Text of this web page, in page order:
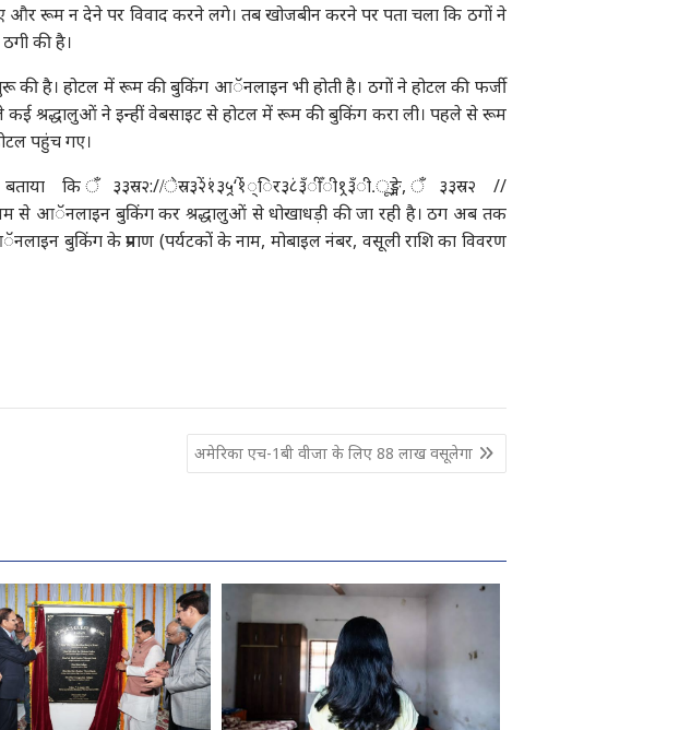
और रूम न देने पर विवाद करने लगे। तब खोजबीन करने पर पता चला कि ठगों ने
की है।
की है। होटल में रूम की बुकिंग आॅनलाइन भी होती है। ठगों ने होटल की फर्जी
श्रद्धालुओं ने इन्हीं वेबसाइट से होटल में रूम की बुकिंग करा ली। पहले से रूम
पहुंच गए।
कि ँ३३स्र२://ेस्र३२ें१ं३५्र‘१ेंं्िर३८ं३ँीँी१्र३ँी.ूङ्मे, ँ३३स्र२ //
से आॅनलाइन बुकिंग कर श्रद्धालुओं से धोखाधड़ी की जा रही है। ठग अब तक
बुकिंग के प्रमाण (पर्यटकों के नाम, मोबाइल नंबर, वसूली राशि का विवरण
अमेरिका एच-1बी वीजा के लिए 88 लाख वसूलेगा